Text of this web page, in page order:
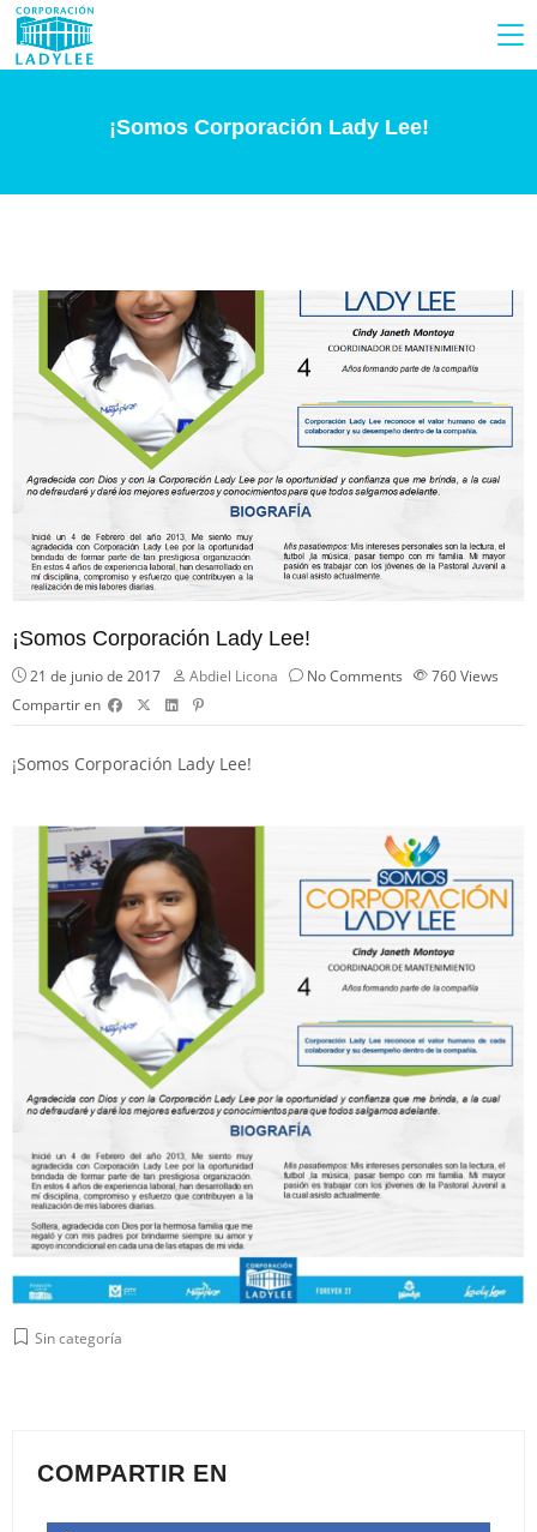
¡Somos Corporación Lady Lee!
¡Somos Corporación Lady Lee!
21 de junio de 2017 Abdiel Licona No Comments 760Views
Compartir en
¡Somos Corporación Lady Lee!
Sin categoría
COMPARTIR EN